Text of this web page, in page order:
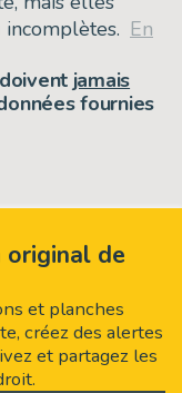
En
jamais
fournies
original de
et planches
créez des alertes
et partagez les